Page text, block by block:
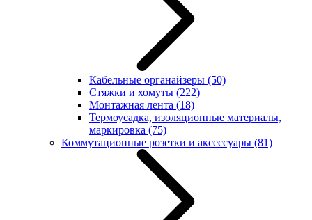
Кабельные органайзеры (50)
Стяжки и хомуты (222)
Монтажная лента (18)
Термоусадка, изоляционные материалы,
маркировка (75)
Коммутационные розетки и аксессуары (81)